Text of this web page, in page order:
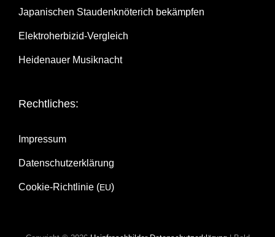
Japa­ni­schen Stau­den­knö­te­rich bekämpfen
Elek­tro­her­bi­zid-Ver­gleich
Hei­de­nau­er Musiknacht
Recht­li­ches:
Impres­sum
Daten­schutz­er­klä­rung
Coo­kie-Rich­t­­li­­nie (EU)